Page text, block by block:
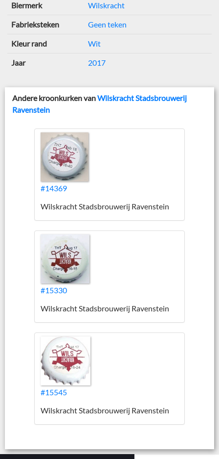
Biermerk Wilskracht
Fabrieksteken Geen teken
Kleur rand Wit
Jaar 2017
Andere kroonkurken vanWilskracht Stadsbrouwerij
Ravenstein
#14369
Wilskracht Stadsbrouwerij Ravenstein
#15330
Wilskracht Stadsbrouwerij Ravenstein
#15545
Wilskracht Stadsbrouwerij Ravenstein